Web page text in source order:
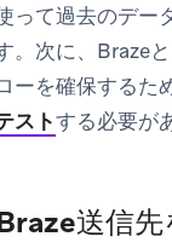
って過去のデー
。次に、Braze
ーを確保するた
ストする必要が
送信先